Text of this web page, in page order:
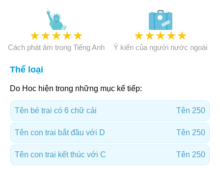
★★★★★
Cách phát âm trong Tiếng Anh
★★★★★
Ý kiến của người nước ngoài
Thể loại
Do Hoc hiện trong những mục kế tiếp:
Tên bé trai có 6 chữ cái Tên 250
Tên con trai bắt đầu với D Tên 250
Tên con trai kết thúc với C Tên 250